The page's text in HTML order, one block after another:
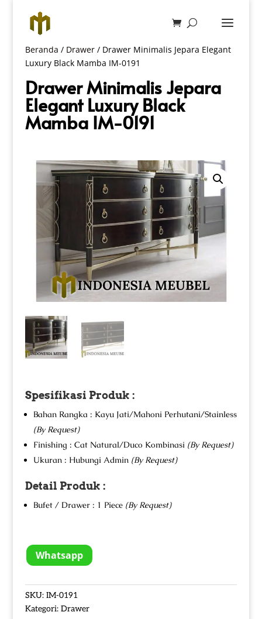
Beranda / Drawer/ Drawer Minimalis Jepara Elegant
Luxury Black Mamba IM-0191
Drawer Minimalis Jepara
Elegant Luxury Black
Mamba IM-0191
Spesifikasi Produk :
Bahan Rangka : Kayu Jati/Mahoni Perhutani/Stainless
(By Request)
Finishing : Cat Natural/Duco Kombinasi (By Request)
Ukuran : Hubungi Admin (By Request)
Detail Produk :
Bufet / Drawer : 1 Piece (By Request)
Whatsapp
SKU: IM-0191
Kategori: Drawer